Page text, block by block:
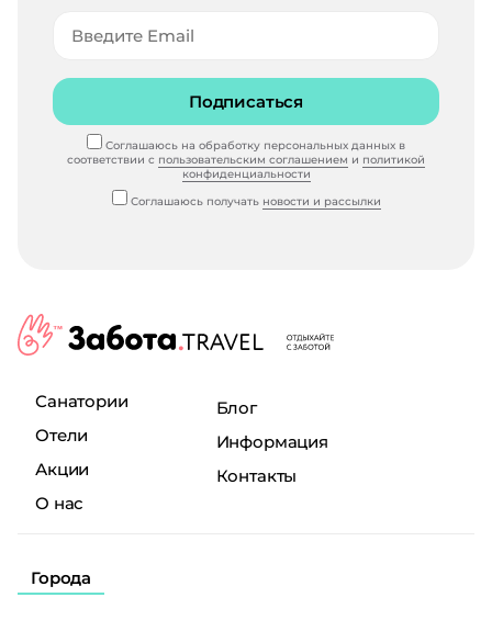
Подписаться
Соглашаюсь на обработку персональных данных в
соответствии с пользовательским соглашением и политикой
конфиденциальности
Соглашаюсь получать новости и рассылки
Санатории
Отели
Акции
О нас
Блог
Информация
Контакты
Города